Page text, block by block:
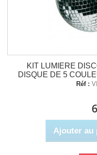
KIT LUMIERE
DISQUE DE 5
Réf :
Ajouter au